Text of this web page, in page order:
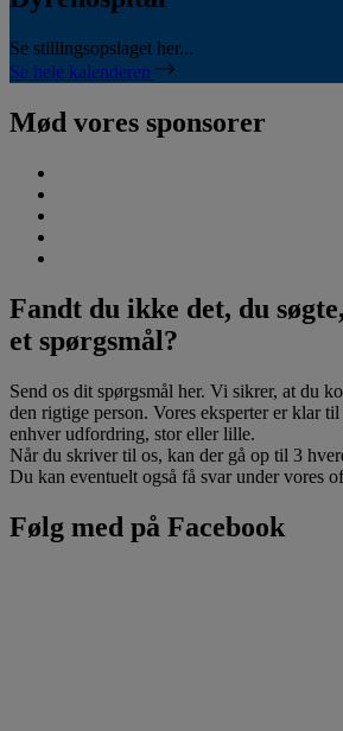
Se stillingsopslaget her...
Se hele kalenderen
Mød vores sponsorer
Fandt du ikke det, du
et spørgsmål?
Send os dit spørgsmål her. Vi sikrer, at du
den rigtige person. Vores eksperter er klar
enhver udfordring, stor eller lille.
Når du skriver til os, kan der gå op til 3
Du kan eventuelt også få svar under vores
Følg med på Facebook